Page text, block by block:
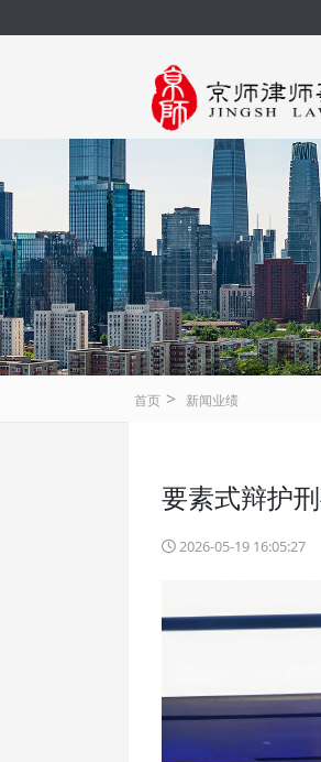
首页 > 新闻业绩
要素式辩护
2026-05-19 16:05:27